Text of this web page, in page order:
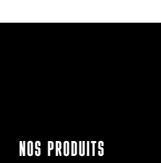
NOS PRODUITS